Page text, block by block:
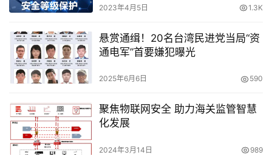
2023年4月5日 1.3K
悬赏通缉！20名台湾民进党当局“资
通电军”首要嫌犯曝光
2025年6月6日 590
聚焦物联网安全 助力海关监管智慧
化发展
2024年3月14日 989